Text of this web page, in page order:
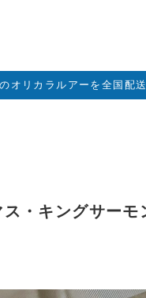
オリカラルアーを全国配送
ス・キングサー